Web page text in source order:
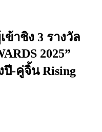
าชิง 3 รางวัล
2025”
-คู่จิ้น Rising